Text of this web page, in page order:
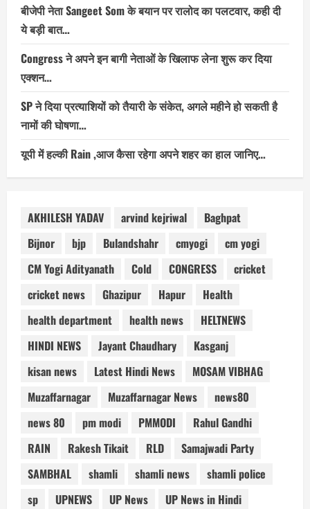
बीजेपी नेता Sangeet Som के बयान पर रालोद का पलटवार, कही दी
ये बड़ी बात…
Congress ने अपने इन बागी नेताओं के खिलाफ लेना शुरू कर दिया
एक्शन…
SP ने दिया प्रत्याशियों को तैयारी के संकेत, अगले महीने हो सकती है
नामों की घोषणा…
यूपी में हल्की Rain ,आज कैसा रहेगा अपने शहर का हाल जानिए…
AKHILESH YADAV arvind kejriwal
Baghpat
Bijnor
bjp Bulandshahr cmyogi
cm yogi
CM Yogi Adityanath
Cold CONGRESS
cricket
cricket news
Ghazipur Hapur
Health
health department
health news
HELTNEWS
HINDI NEWS
Jayant Chaudhary
Kasganj
kisan news
Latest Hindi News
MOSAM VIBHAG
Muzaffarnagar
Muzaffarnagar News
news80
news 80
pm modi PMMODI
Rahul Gandhi
RAIN
Rakesh Tikait RLD
Samajwadi Party
SAMBHAL
shamli shamli news
shamli police
sp
UPNEWS UP News
UP News in Hindi